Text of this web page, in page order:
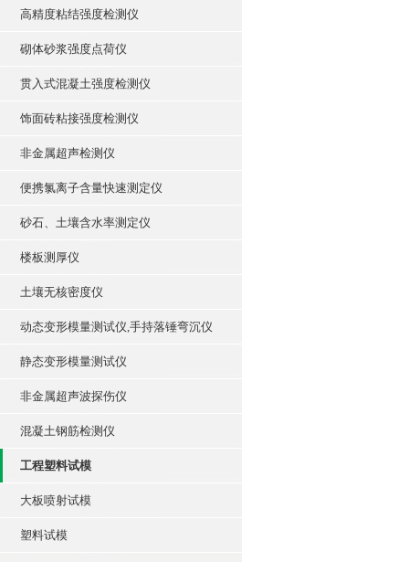
高精度粘结强度检测仪
砌体砂浆强度点荷仪
贯入式混凝土强度检测仪
饰面砖粘接强度检测仪
非金属超声检测仪
便携氯离子含量快速测定仪
砂石、土壤含水率测定仪
楼板测厚仪
土壤无核密度仪
动态变形模量测试仪,手持落锤弯沉仪
静态变形模量测试仪
非金属超声波探伤仪
混凝土钢筋检测仪
工程塑料试模
大板喷射试模
塑料试模